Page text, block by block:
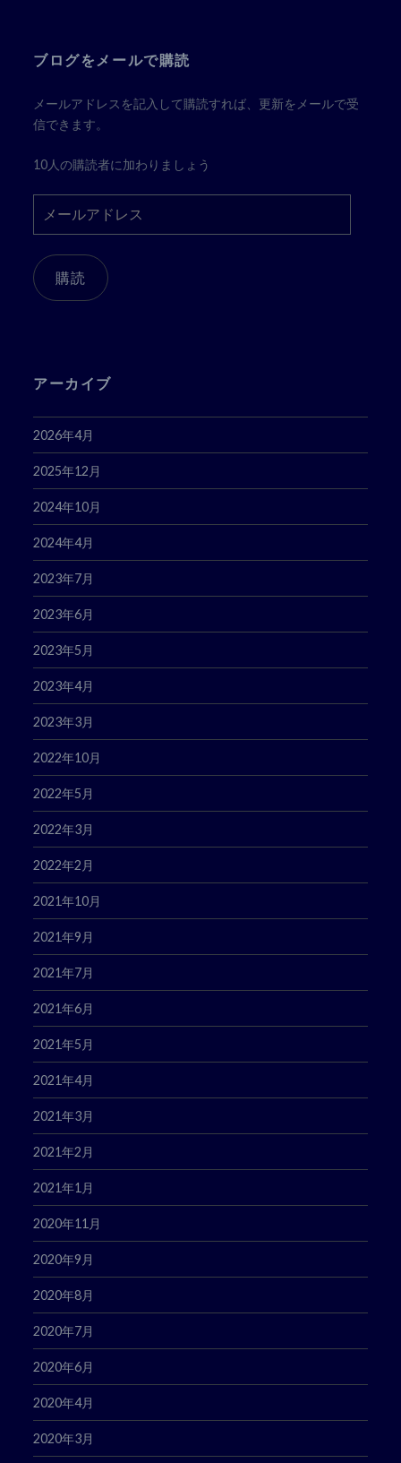
ブログをメールで購読
メールアドレスを記入して購読すれば、更新をメールで受
信できます。
10人の購読者に加わりましょう
ー
ア
ド
購読
アーカイブ
2026年4月
2025年12月
2024年10月
2024年4月
2023年7月
2023年6月
2023年5月
2023年4月
2023年3月
2022年10月
2022年5月
2022年3月
2022年2月
2021年10月
2021年9月
2021年7月
2021年6月
2021年5月
2021年4月
2021年3月
2021年2月
2021年1月
2020年11月
2020年9月
2020年8月
2020年7月
2020年6月
2020年4月
2020年3月